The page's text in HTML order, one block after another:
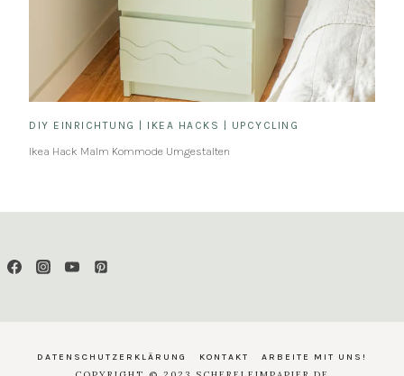
DIY EINRICHTUNG IKEA HACKS UPCYCLING
Ikea Hack Malm Kommode Umgestalten
DATENSCHUTZERKLÄRUNG KONTAKT ARBEITE MIT UNS!